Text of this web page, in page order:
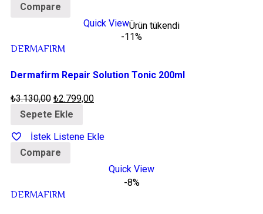
Compare
Quick ViewÜrün tükendi
-11%
DERMAFIRM
Dermafirm Repair Solution Tonic 200ml
₺3.130,00 ₺2.799,00
Sepete Ekle
İstek Listene Ekle
Compare
Quick View
-8%
DERMAFIRM